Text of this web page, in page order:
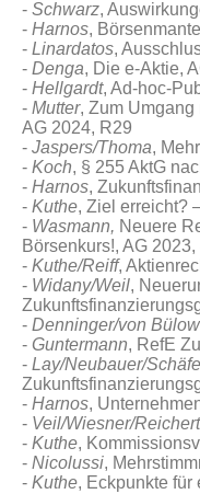
Schwarz,
Harnos,
Linardatos,
Denga, Die e-Aktie,
Hellgardt, Ad-hoc-
Mutter, Zum Umgang
AG 2024, R29
Jaspers/Thoma,
Koch, § 255 AktG
Harnos,
Kuthe, Ziel erreicht?
Wasmann, Neuere
Börsenkurs!, AG 2023,
Kuthe/Reiff,
Widany/Weil,
Denninger/von Bülow
Guntermann, RefE
Lay/Neubauer/
Harnos,
Veil/Wiesner/Reichert
Kuthe,
Nicolussi,
Kuthe, Eckpunkte für